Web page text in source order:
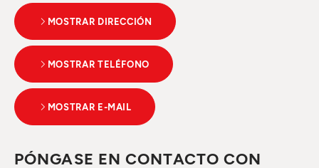
MOSTRAR DIRECCIÓN
MOSTRAR TELÉFONO
MOSTRAR E-MAIL
PÓNGASE EN CONTACTO CON